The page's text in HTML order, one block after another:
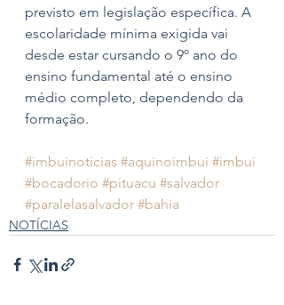
previsto em legislação específica. A
escolaridade mínima exigida vai
desde estar cursando o 9º ano do
ensino fundamental até o ensino
médio completo, dependendo da
formação.
#imbuinoticias #aquinoimbui #imbui
#bocadorio #pituacu #salvador
#paralelasalvador #bahia
NOTÍCIAS